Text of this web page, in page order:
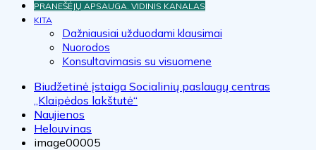
PRANEŠĖJŲ APSAUGA. VIDINIS KANALAS
KITA
Dažniausiai užduodami klausimai
Nuorodos
Konsultavimasis su visuomene
Biudžetinė įstaiga Socialinių paslaugų centras
„Klaipėdos lakštutė“
Naujienos
Helouvinas
image00005